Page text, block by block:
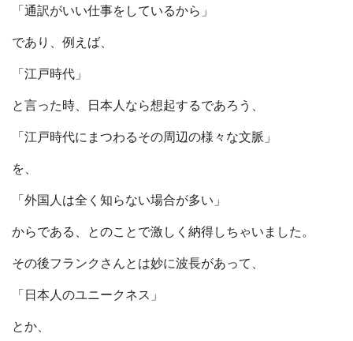
「通訳がいい仕事をしているから」
であり、例えば、
「江戸時代」
と言った時、日本人なら想起するであろう、
「江戸時代にまつわるその周辺の様々な文脈」
を、
「外国人は全く知らない場合が多い」
からである、とのことで激しく納得しちゃいました。
その後フランクさんとは妙に波長があって、
「日本人のユニークネス」
とか、